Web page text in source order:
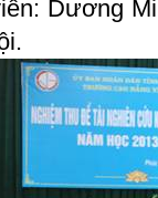
Dương